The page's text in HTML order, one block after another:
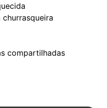
compartilhadas